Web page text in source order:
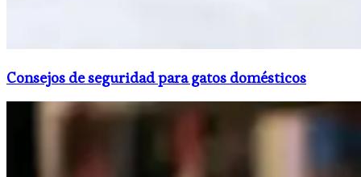
Consejos de seguridad para gatos domésticos